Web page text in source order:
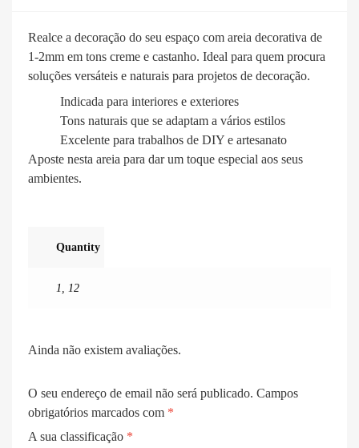
Realce a decoração do seu espaço com areia decorativa de
1-2mm em tons creme e castanho. Ideal para quem procura
soluções versáteis e naturais para projetos de decoração.
Indicada para interiores e exteriores
Tons naturais que se adaptam a vários estilos
Excelente para trabalhos de DIY e artesanato
Aposte nesta areia para dar um toque especial aos seus
ambientes.
Quantity
1, 12
Ainda não existem avaliações.
O seu endereço de email não será publicado. Campos
obrigatórios marcados com *
A sua classificação *